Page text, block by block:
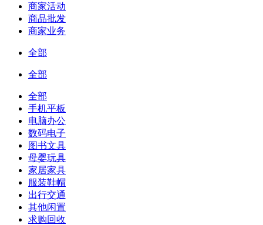
商家活动
商品批发
商家业务
全部
全部
全部
手机平板
电脑办公
数码电子
图书文具
母婴玩具
家居家具
服装鞋帽
出行交通
其他闲置
求购回收